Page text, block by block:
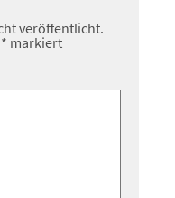
veröffentlicht.
* markiert